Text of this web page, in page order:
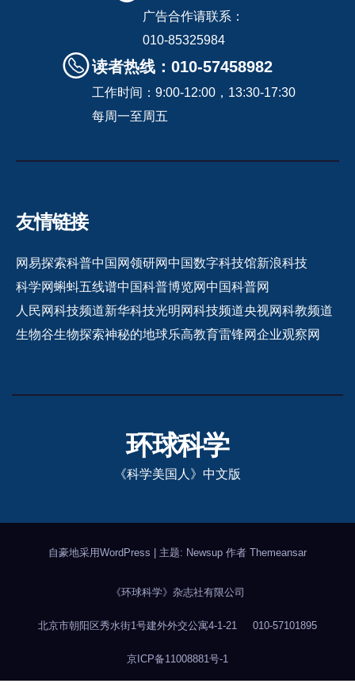
广告合作请联系：
010-85325984
读者热线：010-57458982
工作时间：9:00-12:00，13:30-17:30
每周一至周五
友情链接
网易探索科普中国网领研网中国数字科技馆新浪科技
科学网蝌蚪五线谱中国科普博览网中国科普网
人民网科技频道新华科技光明网科技频道央视网科教频道
生物谷生物探索神秘的地球乐高教育雷锋网企业观察网
环球科学
《科学美国人》中文版
自豪地采用WordPress 主题: Newsup 作者 Themeansar
《环球科学》杂志社有限公司
北京市朝阳区秀水街1号建外外交公寓4-1-21 010-57101895
京ICP备11008881号-1